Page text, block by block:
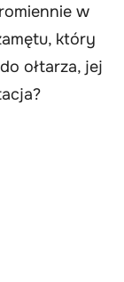
w
który
ołtarza, jej